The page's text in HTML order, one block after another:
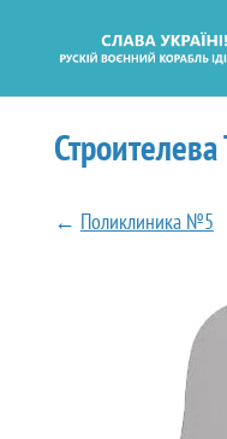
← Поликлиника №5